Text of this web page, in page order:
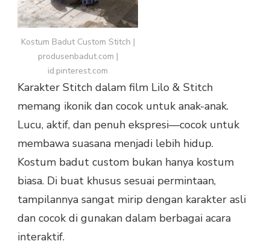
Kostum Badut Custom Stitch |
produsenbadut.com |
id.pinterest.com
Karakter Stitch dalam film Lilo & Stitch
memang ikonik dan cocok untuk anak-anak.
Lucu, aktif, dan penuh ekspresi—cocok untuk
membawa suasana menjadi lebih hidup.
Kostum badut custom bukan hanya kostum
biasa. Di buat khusus sesuai permintaan,
tampilannya sangat mirip dengan karakter asli
dan cocok di gunakan dalam berbagai acara
interaktif.